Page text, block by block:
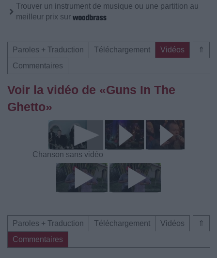
Trouver un instrument de musique ou une partition au
meilleur prix sur
⇑
Paroles + Traduction Téléchargement
Vidéos
Commentaires
Voir la vidéo de «Guns In The
Ghetto»
Chanson sans vidéo
⇑
Paroles + Traduction Téléchargement
Vidéos
Commentaires